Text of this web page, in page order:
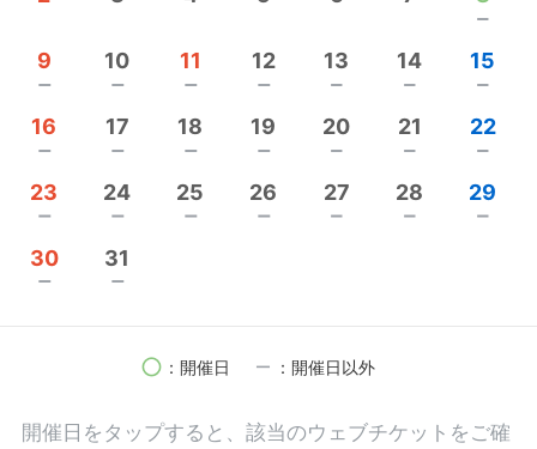
限定公開動画４本をプレゼント中
①背中若返り㊙️メソッド
②美脚と二の腕引き締め㊙️ポイント
④手指まわしの基本
----------------------------------
いただきたいのです。
remove
9
remove
10
remove
11
remove
12
remove
13
remove
14
remove
15
remove
16
remove
17
remove
18
remove
19
remove
20
remove
21
remove
22
remove
23
remove
24
remove
25
remove
26
remove
27
remove
28
remove
29
remove
30
remove
31
remove
circle ：開催日 remove ：開催日以外
開催日を タップすると、該当のウェブチケットをご確